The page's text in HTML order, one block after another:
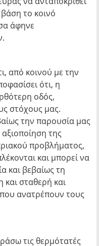
βάση το κοινό
άφηνε
από κοινού με την
ότι, η
οδός,
στόχους μας.
την παρουσία μας
της
προβλήματος,
και μπορεί να
και βεβαίως τη
σταθερή και
ανατρέπουν τους
τις θερμότατές